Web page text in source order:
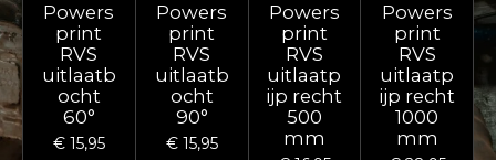
Powers
print
RVS
uitlaatb
ocht
60°
€ 15,95
Powers
print
RVS
uitlaatb
ocht
90°
€ 15,95
Powers
print
RVS
uitlaatp
ijp recht
500
mm
Powers
print
RVS
uitlaatp
ijp recht
1000
mm